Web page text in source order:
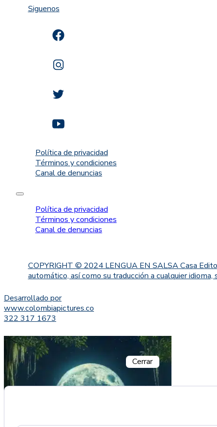
Siguenos
Política de privacidad
Términos y condiciones
Canal de denuncias
Política de privacidad
Términos y condiciones
Canal de denuncias
COPYRIGHT © 2024 LENGUA EN SALSA Casa
automático, así como su traducción a cualquier
Desarrollado por
www.colombiapictures.co
322 317 1673
Cerrar